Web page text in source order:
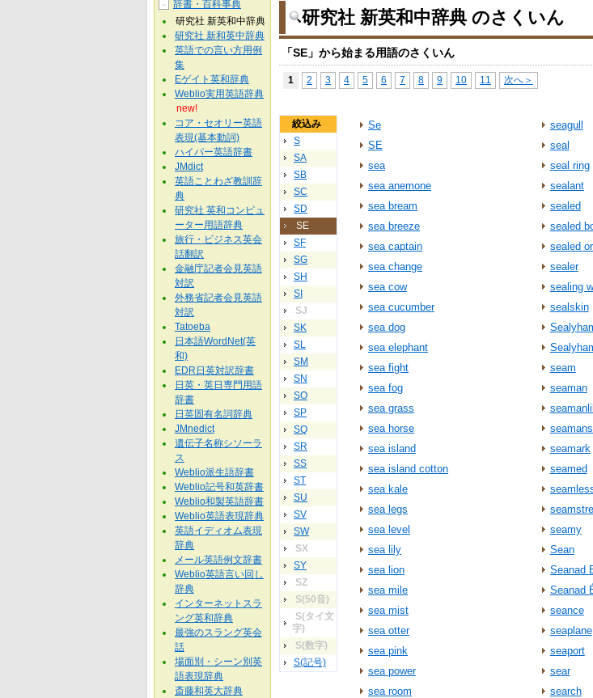
研究社 新英和中辞典 のさくいん
「SE」から始まる用語のさくいん
1 2 3 4 5 6 7 8 9 10 11 次へ＞
絞込み
S
SA
SB
SC
SD
SE
SF
SG
SH
SI
SJ
SK
SL
SM
SN
SO
SP
SQ
SR
SS
ST
SU
SV
SW
SX
SY
SZ
S(50音)
S(タイ文
字)
S(数字)
S(記号)
Se
SE
sea
sea anemone
sea bream
sea breeze
sea captain
sea change
sea cow
sea cucumber
sea dog
sea elephant
sea fight
sea fog
sea grass
sea horse
sea island
sea island cotton
sea kale
sea legs
sea level
sea lily
sea lion
sea mile
sea mist
sea otter
sea pink
sea power
sea room
seagull
seal
seal ring
sealant
sealed
sealed
sealed
sealer
sealing
sealskin
seam
seaman
seamark
seamed
seamy
Sean
Seanad
Seanad
seance
seaplane
seaport
sear
search
－
辞書・百科事典
研究社 新英和中辞典
研究社 新和英中辞典
英語での言い方用例
集
Eゲイト英和辞典
Weblio実用英語辞典
new!
コア・セオリー英語
表現(基本動詞)
ハイパー英語辞書
JMdict
英語ことわざ教訓辞
典
研究社 英和コンピュ
ーター用語辞典
旅行・ビジネス英会
話翻訳
金融庁記者会見英語
対訳
外務省記者会見英語
対訳
Tatoeba
日本語WordNet(英
和)
EDR日英対訳辞書
日英・英日専門用語
辞書
日英固有名詞辞典
JMnedict
遺伝子名称シソーラ
ス
Weblio派生語辞書
Weblio記号和英辞書
Weblio和製英語辞書
Weblio英語表現辞典
英語イディオム表現
辞典
メール英語例文辞書
Weblio英語言い回し
辞典
インターネットスラ
ング英和辞典
最強のスラング英会
話
場面別・シーン別英
語表現辞典
斎藤和英大辞典